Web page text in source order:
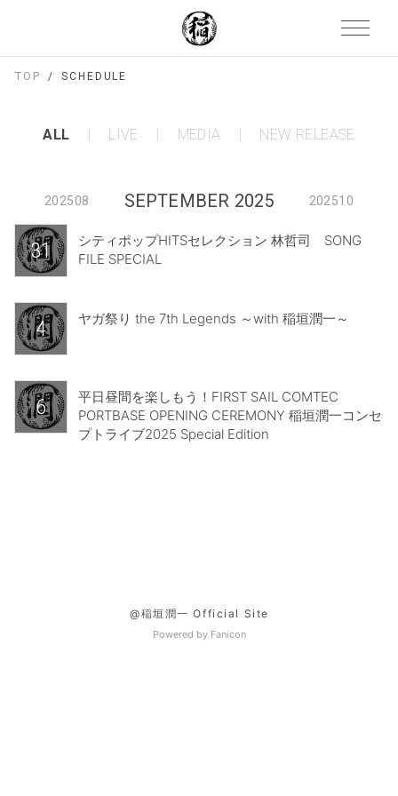
TOP SCHEDULE
ALL LIVE MEDIA NEW RELEASE
202508 SEPTEMBER 2025 202510
31
シティポップHITSセレクション 林哲司 SONG
FILE SPECIAL
4 ヤガ祭り the 7th Legends ～with 稲垣潤一～
6
平日昼間を楽しもう！FIRST SAIL COMTEC
PORTBASE OPENING CEREMONY 稲垣潤⼀コンセ
プトライブ2025 Special Edition
@稲垣潤一 Official Site
Powered by Fanicon